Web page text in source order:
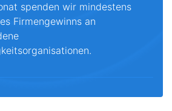
spenden wir mindestens
Firmengewinns an